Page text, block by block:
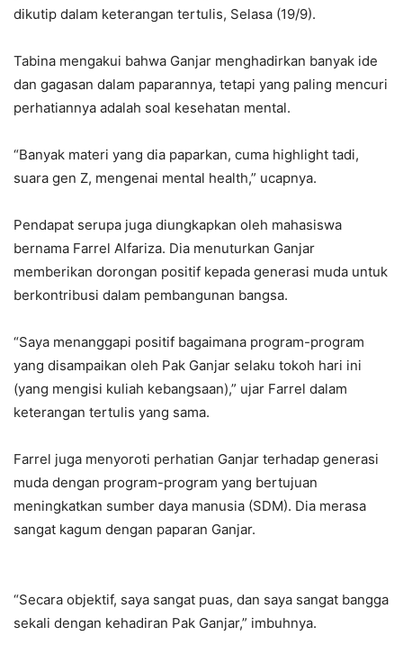
dikutip dalam keterangan tertulis, Selasa (19/9).
Tabina mengakui bahwa Ganjar menghadirkan banyak ide
dan gagasan dalam paparannya, tetapi yang paling mencuri
perhatiannya adalah soal kesehatan mental.
“Banyak materi yang dia paparkan, cuma highlight tadi,
suara gen Z, mengenai mental health,” ucapnya.
Pendapat serupa juga diungkapkan oleh mahasiswa
bernama Farrel Alfariza. Dia menuturkan Ganjar
memberikan dorongan positif kepada generasi muda untuk
berkontribusi dalam pembangunan bangsa.
“Saya menanggapi positif bagaimana program-program
yang disampaikan oleh Pak Ganjar selaku tokoh hari ini
(yang mengisi kuliah kebangsaan),” ujar Farrel dalam
keterangan tertulis yang sama.
Farrel juga menyoroti perhatian Ganjar terhadap generasi
muda dengan program-program yang bertujuan
meningkatkan sumber daya manusia (SDM). Dia merasa
sangat kagum dengan paparan Ganjar.
“Secara objektif, saya sangat puas, dan saya sangat bangga
sekali dengan kehadiran Pak Ganjar,” imbuhnya.